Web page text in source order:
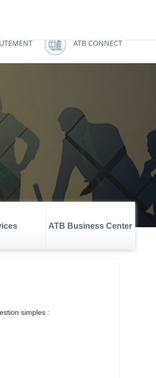
ATB CONNECT
ATB Business Center
Gérez la transition
simples :